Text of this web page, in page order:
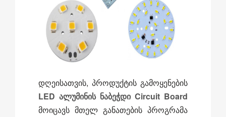
დღეისათვის, პროდუქტის გამოყენების
LED ალუმინის ნაბეჭდი Circuit Board
მოიცავს მთელ განათების პროგრამა